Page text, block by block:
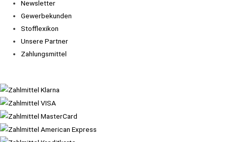
Newsletter
Gewerbekunden
Stofflexikon
Unsere Partner
Zahlungsmittel